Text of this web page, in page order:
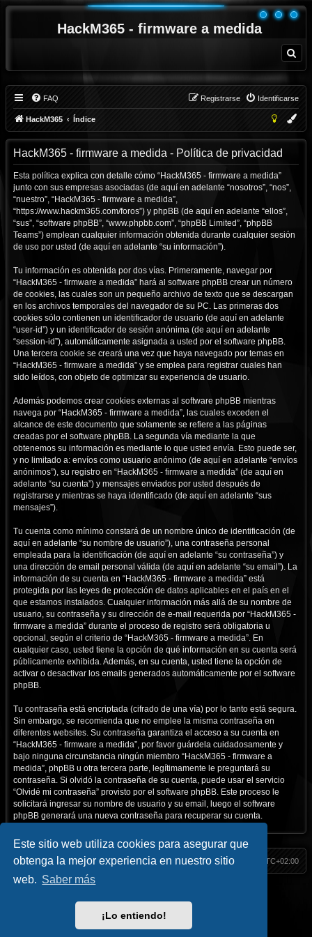
Este sitio web utiliza cookies para asegurar que
obtenga la mejor experiencia en nuestro sitio
web. Saber más
¡Lo entiendo!
HackM365 - firmware a medida
u
FAQ Identificarse
Registrarse
HackM365 Índice
HackM365 - firmware a medida - Política de privacidad
Esta política explica con detalle cómo “HackM365 - firmware a medida”
junto con sus empresas asociadas (de aquí en adelante “nosotros”, “nos”,
“nuestro”, “HackM365 - firmware a medida”,
“https://www.hackm365.com/foros”) y phpBB (de aquí en adelante “ellos”,
“sus”, “software phpBB”, “www.phpbb.com”, “phpBB Limited”, “phpBB
Teams”) emplean cualquier información obtenida durante cualquier sesión
de uso por usted (de aquí en adelante “su información”).
Tu información es obtenida por dos vías. Primeramente, navegar por
“HackM365 - firmware a medida” hará al software phpBB crear un número
de cookies, las cuales son un pequeño archivo de texto que se descargan
en los archivos temporales del navegador de su PC. Las primeras dos
cookies sólo contienen un identificador de usuario (de aquí en adelante
“user-id”) y un identificador de sesión anónima (de aquí en adelante
“session-id”), automáticamente asignada a usted por el software phpBB.
Una tercera cookie se creará una vez que haya navegado por temas en
“HackM365 - firmware a medida” y se emplea para registrar cuales han
sido leídos, con objeto de optimizar su experiencia de usuario.
Además podemos crear cookies externas al software phpBB mientras
navega por “HackM365 - firmware a medida”, las cuales exceden el
alcance de este documento que solamente se refiere a las páginas
creadas por el software phpBB. La segunda vía mediante la que
obtenemos su información es mediante lo que usted envía. Esto puede ser,
y no limitado a: envíos como usuario anónimo (de aquí en adelante “envíos
anónimos”), su registro en “HackM365 - firmware a medida” (de aquí en
adelante “su cuenta”) y mensajes enviados por usted después de
registrarse y mientras se haya identificado (de aquí en adelante “sus
mensajes”).
Tu cuenta como mínimo constará de un nombre único de identificación (de
aquí en adelante “su nombre de usuario”), una contraseña personal
empleada para la identificación (de aquí en adelante “su contraseña”) y
una dirección de email personal válida (de aquí en adelante “su email”). La
información de su cuenta en “HackM365 - firmware a medida” está
protegida por las leyes de protección de datos aplicables en el país en el
que estamos instalados. Cualquier información más allá de su nombre de
usuario, su contraseña y su dirección de e-mail requerida por “HackM365 -
firmware a medida” durante el proceso de registro será obligatoria u
opcional, según el criterio de “HackM365 - firmware a medida”. En
cualquier caso, usted tiene la opción de qué información en su cuenta será
públicamente exhibida. Además, en su cuenta, usted tiene la opción de
activar o desactivar los emails generados automáticamente por el software
phpBB.
Tu contraseña está encriptada (cifrado de una vía) por lo tanto está segura.
Sin embargo, se recomienda que no emplee la misma contraseña en
diferentes websites. Su contraseña garantiza el acceso a su cuenta en
“HackM365 - firmware a medida”, por favor guárdela cuidadosamente y
bajo ninguna circunstancia ningún miembro “HackM365 - firmware a
medida”, phpBB u otra tercera parte, legítimamente le preguntará su
contraseña. Si olvidó la contraseña de su cuenta, puede usar el servicio
“Olvidé mi contraseña” provisto por el software phpBB. Este proceso le
solicitará ingresar su nombre de usuario y su email, luego el software
phpBB generará una nueva contraseña para recuperar su cuenta.
HackM365 Índice Todos los horarios son UTC+02:00
// Youtube // Telegram